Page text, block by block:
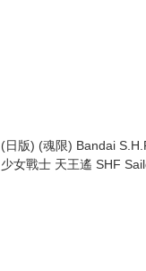
(日版) (魂限) Bandai
少女戰士 天王遙 SHF